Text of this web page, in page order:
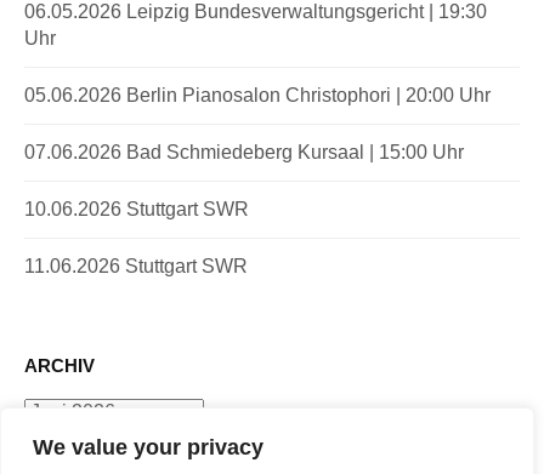
We value your privacy
06.05.2026 Leipzig Bundesverwaltungsgericht | 19:30
Uhr
05.06.2026 Berlin Pianosalon Christophori | 20:00 Uhr
07.06.2026 Bad Schmiedeberg Kursaal | 15:00 Uhr
10.06.2026 Stuttgart SWR
11.06.2026 Stuttgart SWR
ARCHIV
Archiv